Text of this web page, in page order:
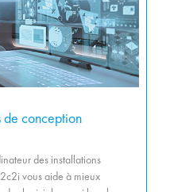
de conception
des installations
vous aide à mieux